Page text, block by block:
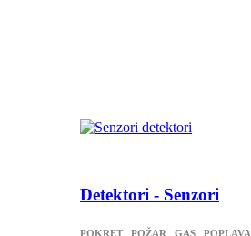
Detektori - Senzori
POKRET POŽAR GAS POPLAVA